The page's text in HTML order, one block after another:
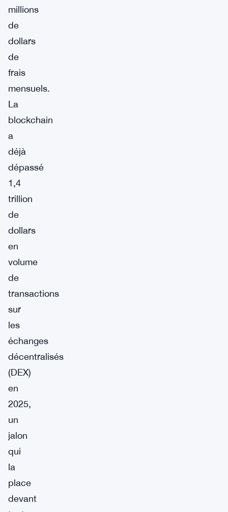
millions
de
dollars
de
frais
mensuels.
La
blockchain
a
déjà
dépassé
1,4
trillion
de
dollars
en
volume
de
transactions
sur
les
échanges
décentralisés
(DEX)
en
2025,
un
jalon
qui
la
place
devant